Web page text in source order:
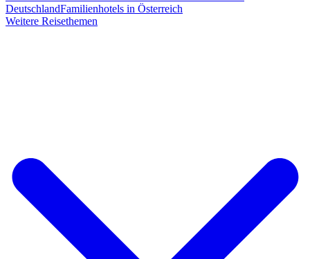
DeutschlandFamilienhotels in Österreich
Weitere Reisethemen